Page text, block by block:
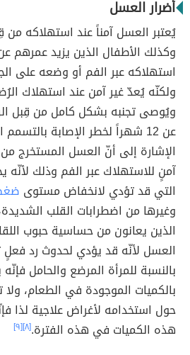
أضرار العسل
يُعتبر العسل آمناً عند استهلاكه من
وكذلك الأطفال الذين يزيد عمرهم
استهلاكه عبر الفم أو وضعه على
ولكنّه يُعدّ غير آمن عند استهلاك
ويُوصى تجنبه بشكل كامل من قِبل
عن 12 شهراً لخطر الإصابة
الإشارة إلى أنّ العسل المستخرج من
آمنٍ للاستهلاك عبر الفم وذلك
التي قد تؤدي لانخفاض مستوى
وغيرها من اضطرابات القلب
الذين يعانون من حساسية حبوب
العسل لأنّه قد يؤدي لحدوث رد
بالنسبة للمرأة المرضع والحامل
بالكميات الموجودة في الطعام،
حول استخدامه لأغراض علاجية لذا
هذه الكميات في هذه الفترة.[٨] [٩]